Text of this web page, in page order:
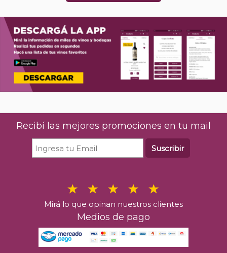
Recibí las mejores promociones en tu mail
Suscribir
Mirá lo que opinan nuestros clientes
Medios de pago